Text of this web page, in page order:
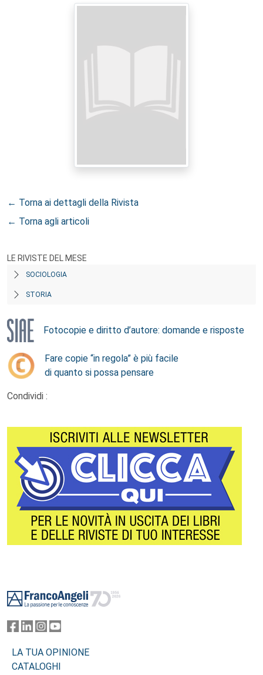
← Torna ai dettagli della Rivista
← Torna agli articoli
LE RIVISTE DEL MESE
SOCIOLOGIA
STORIA
Fotocopie e diritto d’autore: domande e risposte
Fare copie “in regola” è più facile
di quanto si possa pensare
Condividi :
LA TUA OPINIONE
CATALOGHI